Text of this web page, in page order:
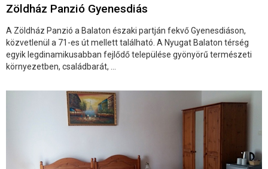
Zöldház Panzió Gyenesdiás
A Zöldház Panzió a Balaton északi partján fekvő Gyenesdiáson,
közvetlenül a 71-es út mellett található. A Nyugat Balaton térség
egyik legdinamikusabban fejlődő települése gyönyörű természeti
környezetben, családbarát, ...